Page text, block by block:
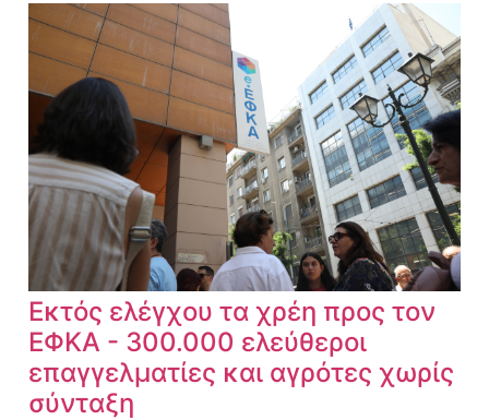
Εκτός ελέγχου τα χρέη προς τον
ΕΦΚΑ - 300.000 ελεύθεροι
επαγγελματίες και αγρότες χωρίς
σύνταξη